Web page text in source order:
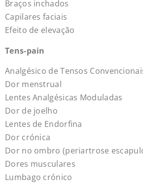
Braços inchados
Capilares faciais
Efeito de elevação
Tens-pain
Analgésico de Tensos
Dor menstrual
Lentes Analgésicas Moduladas
Dor de joelho
Lentes de Endorfina
Dor crónica
Dor no ombro (periartrose
Dores musculares
Lumbago crónico